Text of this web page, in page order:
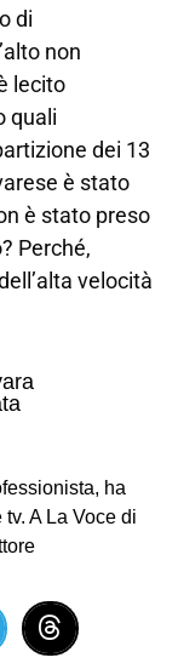
di
non
lecito
quali
dei 13
è stato
è stato preso
Perché,
velocità
ha
A La Voce di